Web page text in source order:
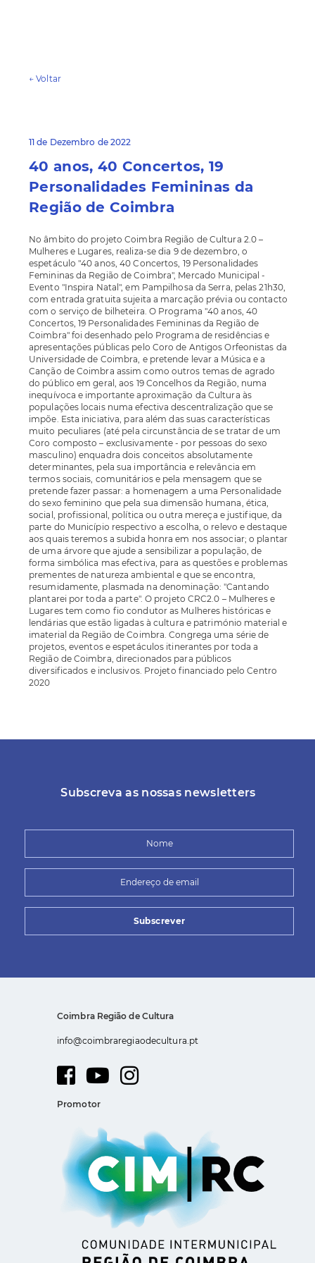
← Voltar
11 de Dezembro de 2022
40 anos, 40 Concertos, 19
Personalidades Femininas da
Região de Coimbra
No âmbito do projeto Coimbra Região de Cultura 2.0 –
Mulheres e Lugares, realiza-se dia 9 de dezembro, o
espetáculo "40 anos, 40 Concertos, 19 Personalidades
Femininas da Região de Coimbra", Mercado Municipal -
Evento "Inspira Natal", em Pampilhosa da Serra, pelas 21h30,
com entrada gratuita sujeita a marcação prévia ou contacto
com o serviço de bilheteira. O Programa "40 anos, 40
Concertos, 19 Personalidades Femininas da Região de
Coimbra" foi desenhado pelo Programa de residências e
apresentações públicas pelo Coro de Antigos Orfeonistas da
Universidade de Coimbra, e pretende levar a Música e a
Canção de Coimbra assim como outros temas de agrado
do público em geral, aos 19 Concelhos da Região, numa
inequívoca e importante aproximação da Cultura às
populações locais numa efectiva descentralização que se
impõe. Esta iniciativa, para além das suas características
muito peculiares (até pela circunstância de se tratar de um
Coro composto – exclusivamente - por pessoas do sexo
masculino) enquadra dois conceitos absolutamente
determinantes, pela sua importância e relevância em
termos sociais, comunitários e pela mensagem que se
pretende fazer passar: a homenagem a uma Personalidade
do sexo feminino que pela sua dimensão humana, ética,
social, profissional, política ou outra mereça e justifique, da
parte do Município respectivo a escolha, o relevo e destaque
aos quais teremos a subida honra em nos associar; o plantar
de uma árvore que ajude a sensibilizar a população, de
forma simbólica mas efectiva, para as questões e problemas
prementes de natureza ambiental e que se encontra,
resumidamente, plasmada na denominação: "Cantando
plantarei por toda a parte". O projeto CRC2.0 – Mulheres e
Lugares tem como fio condutor as Mulheres históricas e
lendárias que estão ligadas à cultura e património material e
imaterial da Região de Coimbra. Congrega uma série de
projetos, eventos e espetáculos itinerantes por toda a
Região de Coimbra, direcionados para públicos
diversificados e inclusivos. Projeto financiado pelo Centro
2020
Subscreva as nossas newsletters
Subscrever
Coimbra Região de Cultura
info@coimbraregiaodecultura.pt
Promotor